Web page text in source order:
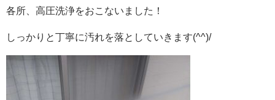
各所、高圧洗浄をおこないました！
しっかりと丁寧に汚れを落としていきます(^^)/